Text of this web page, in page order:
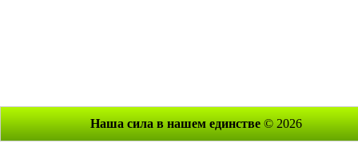
Наша сила в нашем единстве © 2026